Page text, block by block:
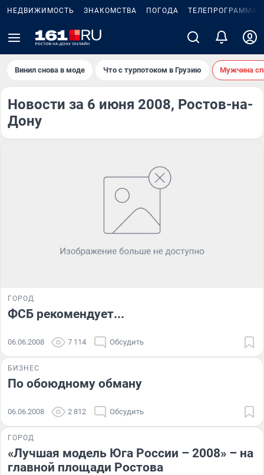
НЕДВИЖИМОСТЬ ЗНАКОМСТВА ПОГОДА ТЕЛЕПРОГРАММА
Винил снова в моде Что с турпотоком в Грузию Мужчина
Новости за 6 июня 2008, Ростов-на-
Дону
ГОРОД
ФСБ рекомендует...
06.06.2008 7 114 Обсудить
БИЗНЕС
По обоюдному обману
06.06.2008 2 812 Обсудить
ГОРОД
«Лучшая модель Юга России – 2008» – на
главной площади Ростова